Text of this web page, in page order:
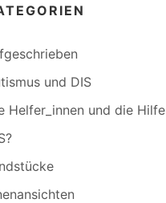
und DIS
Helfer_innen und die Hilfe